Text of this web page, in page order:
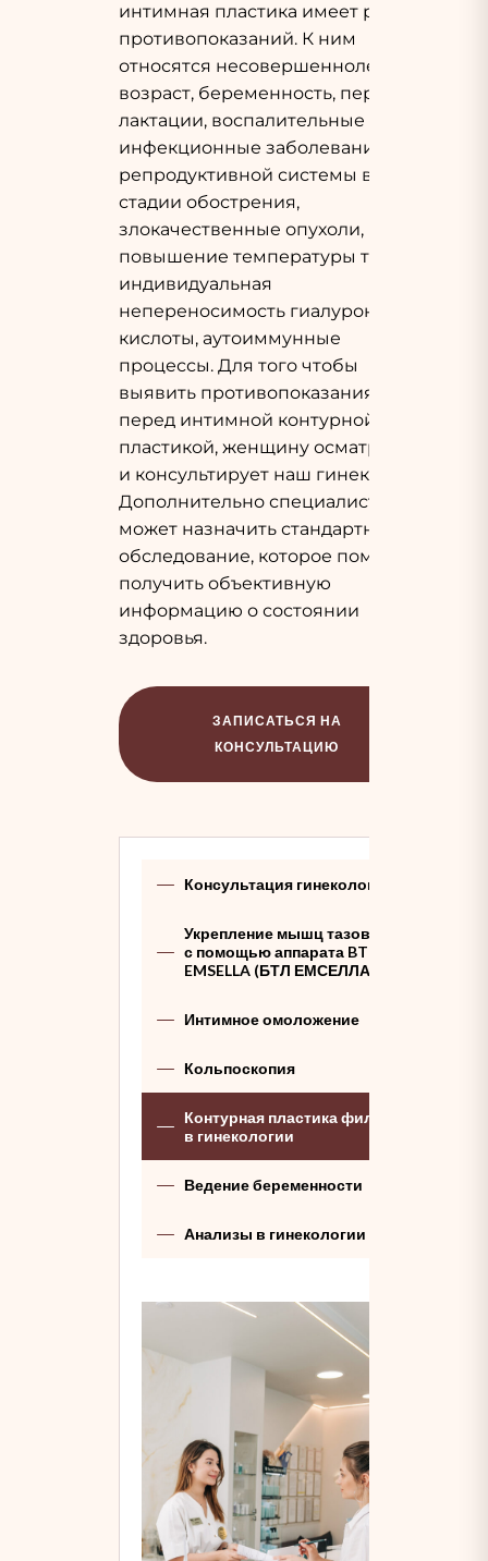
Консультация гинеколога
Укрепление мышц тазового дна
с помощью аппарата BTL
EMSELLA (БТЛ ЕМСЕЛЛА)
Интимное омоложение
Кольпоскопия
Контурная пластика филлерами
в гинекологии
Ведение беременности
Анализы в гинекологии
интимная пластика имеет ряд
противопоказаний. К ним
относятся несовершеннолетний
возраст, беременность, период
лактации, воспалительные и
инфекционные заболевания
репродуктивной системы в
стадии обострения,
злокачественные опухоли,
повышение температуры тела,
индивидуальная
непереносимость гиалуроновой
кислоты, аутоиммунные
процессы. Для того чтобы
выявить противопоказания
перед интимной контурной
пластикой, женщину осматривает
и консультирует наш гинеколог.
Дополнительно специалист
может назначить стандартное
обследование, которое поможет
получить объективную
информацию о состоянии
здоровья.
ЗАПИСАТЬСЯ НА
КОНСУЛЬТАЦИЮ